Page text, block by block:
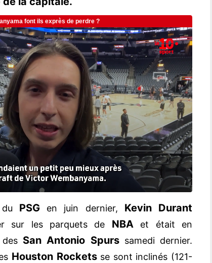
du PSGen juin dernier, Kevin Durant
sur les parquets de NBAet était en
San Antonio Spurssamedi dernier.
Houston Rockets se sont inclinés (121-